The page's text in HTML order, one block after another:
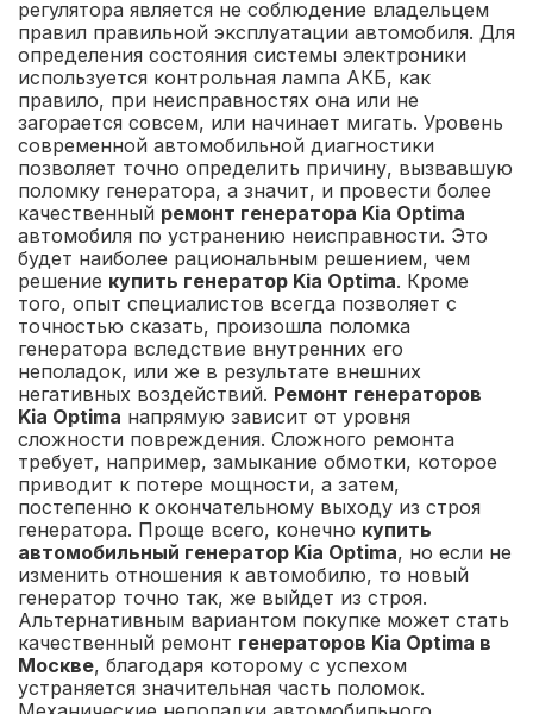
регулятора является не соблюдение владельцем
правил правильной эксплуатации автомобиля. Для
определения состояния системы электроники
используется контрольная лампа АКБ, как
правило, при неисправностях она или не
загорается совсем, или начинает мигать. Уровень
современной автомобильной диагностики
позволяет точно определить причину, вызвавшую
поломку генератора, а значит, и провести более
качественный ремонт генератора Kia Optima
автомобиля по устранению неисправности. Это
будет наиболее рациональным решением, чем
решение купить генератор Kia Optima. Кроме
того, опыт специалистов всегда позволяет с
точностью сказать, произошла поломка
генератора вследствие внутренних его
неполадок, или же в результате внешних
негативных воздействий. Ремонт генераторов
Kia Optima напрямую зависит от уровня
сложности повреждения. Сложного ремонта
требует, например, замыкание обмотки, которое
приводит к потере мощности, а затем,
постепенно к окончательному выходу из строя
генератора. Проще всего, конечно купить
автомобильный генератор Kia Optima, но если не
изменить отношения к автомобилю, то новый
генератор точно так, же выйдет из строя.
Альтернативным вариантом покупке может стать
качественный ремонт генераторов Kia Optima в
Москве, благодаря которому с успехом
устраняется значительная часть поломок.